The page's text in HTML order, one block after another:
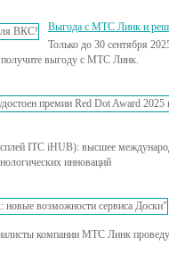
Выгода с МТС Линк и
Только до 30 сентября
получите выгоду с МТС Линк.
ITC iHUB): высшее
инноваций
компании МТС Линк